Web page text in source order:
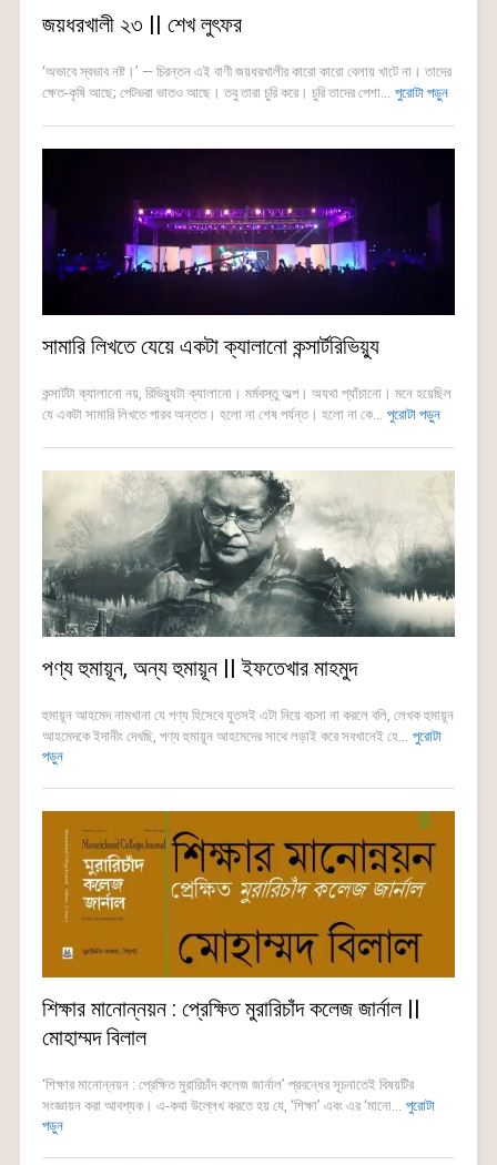
জয়ধরখালী ২৩ || শেখ লুৎফর
‘অভাবে স্বভাব নষ্ট।’ — চিরন্তন এই বাণী জয়ধরখালীর কারো কারো বেলায় খাটে না। তাদের
ক্ষেত-কৃষি আছে; পেটভরা ভাতও আছে। তবু তারা চুরি করে। চুরি তাদের পেশা... পুরোটা পড়ুন
সামারি লিখতে যেয়ে একটা ক্যালানো কন্সার্টরিভিয়্যু
কন্সার্টটা ক্যালানো নয়, রিভিয়্যুটা ক্যালানো। মর্মবস্তু অল্প। অযথা প্যাঁচানো। মনে হয়েছিল
যে একটা সামারি লিখতে পারব অন্তত। হলো না শেষ পর্যন্ত। হলো না কে... পুরোটা পড়ুন
পণ্য হুমায়ূন, অন্য হুমায়ূন || ইফতেখার মাহমুদ
হুমায়ূন আহমেদ নামখানা যে পণ্য হিসেবে যুতসই এটা নিয়ে বচসা না করলে বলি, লেখক হুমায়ূন
আহমেদকে ইদানীং দেখছি, পণ্য হুমায়ূন আহমেদের সাথে লড়াই করে সবখানেই হে... পুরোটা
পড়ুন
শিক্ষার মানোন্নয়ন : প্রেক্ষিত মুরারিচাঁদ কলেজ জার্নাল ||
মোহাম্মদ বিলাল
‘শিক্ষার মানোন্নয়ন : প্রেক্ষিত মুরারিচাঁদ কলেজ জার্নাল’ প্রবন্ধের সূচনাতেই বিষয়টির
সংজ্ঞায়ন করা আবশ্যক। এ-কথা উল্লেখ করতে হয় যে, ‘শিক্ষা’ এবং এর ‘মানো... পুরোটা
পড়ুন